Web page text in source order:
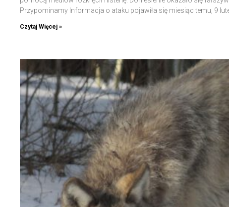
Przypominamy Informacja o ataku pojawiła się miesiąc temu, 9
Czytaj Więcej »